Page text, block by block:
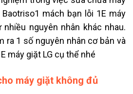
mách bạn lỗi 1E máy
nguyên nhân khác nhau.
ra 1 số nguyên nhân cơ bản và
máy giặt LG cụ thể nhé
máy giặt không đủ